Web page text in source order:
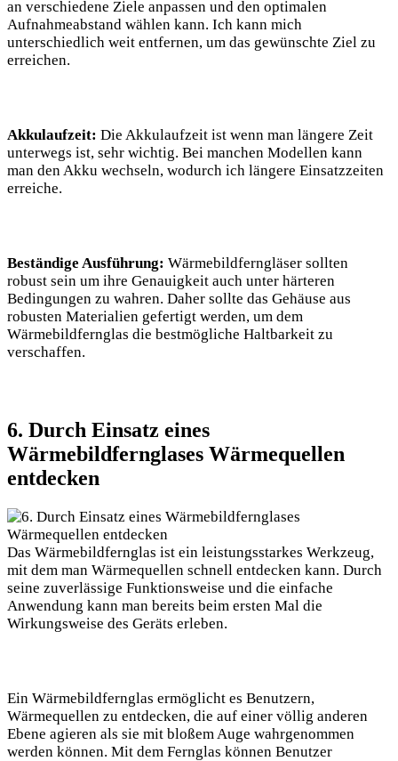
an verschiedene Ziele anpassen und den optimalen
Aufnahmeabstand wählen kann. Ich kann mich
unterschiedlich weit entfernen, um das gewünschte Ziel zu
erreichen.
Akkulaufzeit: Die Akkulaufzeit ist wenn man längere Zeit
unterwegs ist, sehr wichtig. Bei manchen Modellen kann
man den Akku wechseln, wodurch ich längere Einsatzzeiten
erreiche.
Beständige Ausführung: Wärmebildferngläser sollten
robust sein um ihre Genauigkeit auch unter härteren
Bedingungen zu wahren. Daher sollte das Gehäuse aus
robusten Materialien gefertigt werden, um dem
Wärmebildfernglas die bestmögliche Haltbarkeit zu
verschaffen.
6. Durch Einsatz eines
Wärmebildfernglases Wärmequellen
entdecken
Das Wärmebildfernglas ist ein leistungsstarkes Werkzeug,
mit dem man Wärmequellen schnell entdecken kann. Durch
seine zuverlässige Funktionsweise und die einfache
Anwendung kann man bereits beim ersten Mal die
Wirkungsweise des Geräts erleben.
Ein Wärmebildfernglas ermöglicht es Benutzern,
Wärmequellen zu entdecken, die auf einer völlig anderen
Ebene agieren als sie mit bloßem Auge wahrgenommen
werden können. Mit dem Fernglas können Benutzer